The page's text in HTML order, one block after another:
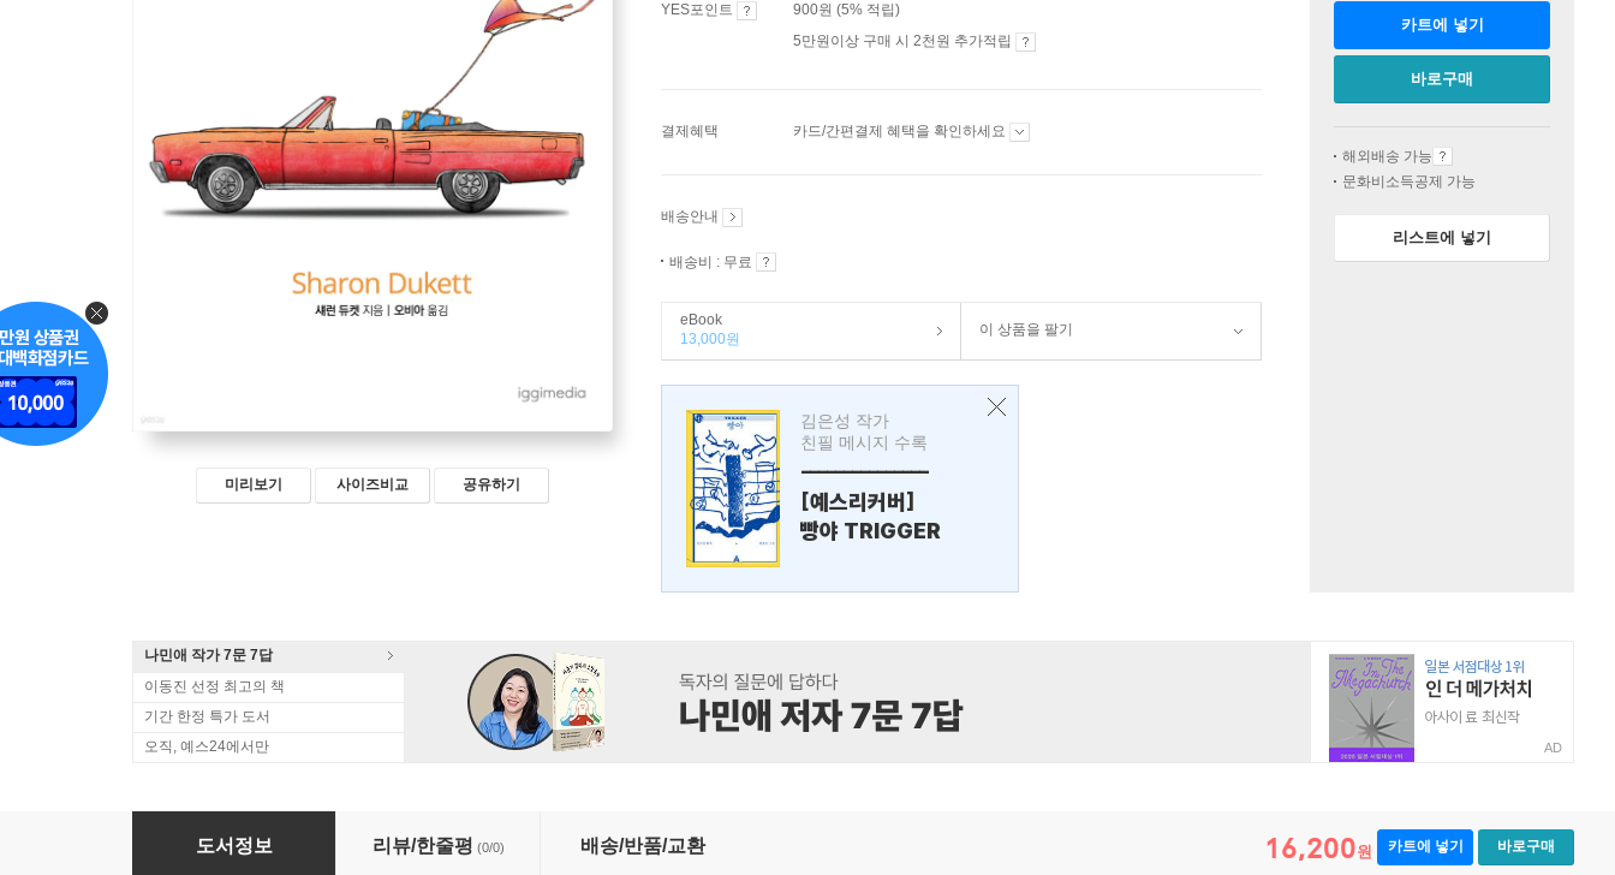
미리보기 사이즈비교 공유하기
YES포인트
900원 (5% 적립)
5만원이상 구매 시 2천원 추가적립
결제혜택 카드/간편결제 혜택을 확인하세요
배송안내
배송비 : 무료
eBook
13,000원
이 상품을 팔기
김은성 작가
친필 메시지 수록
---------------
[예스리커버]
빵야 TRIGGER
카트에 넣기
바로구매
해외배송 가능
문화비소득공제 가능
리스트에 넣기
나민애 작가 7문 7답
이동진 선정 최고의 책
기간 한정 특가 도서
오직, 예스24에서만
AD
길 위에서
도서정보 리뷰/한줄평 (0/0) 배송/반품/교환 16,200원 카트에 넣기 바로구매